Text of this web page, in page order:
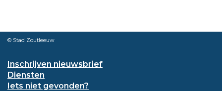
© Stad Zoutleeuw
Inschrijven nieuwsbrief
Diensten
Iets niet gevonden?